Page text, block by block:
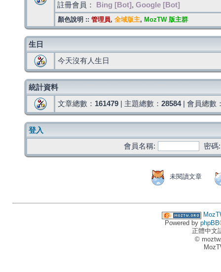
註冊會員： Bing [Bot] , Google [Bot]
顏色說明 :: 管理員, 全域版主, MozTW 版主群
生日
今天沒有人生日
統計資料
文章總數： 161479 | 主題總數： 28584| 會員總數
登入
會員名稱:
密碼:
未閱讀文章
Powered by phpBB
正體中文
©